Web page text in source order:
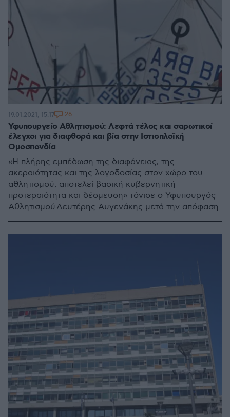
Υφυπουργείο Αθλητισμού: Λεφτά τέλος και σαρωτικοί
έλεγχοι για διαφθορά και βία στην Ιστιοπλοϊκή
Ομοσπονδία
«Η πλήρης εμπέδωση της διαφάνειας, της
ακεραιότητας και της λογοδοσίας στον χώρο του
αθλητισμού, αποτελεί βασική κυβερνητική
προτεραιότητα και δέσμευση» τόνισε ο Υφυπουργός
Αθλητισμού Λευτέρης Αυγενάκης μετά την απόφαση
19.01.2021, 15:17 26